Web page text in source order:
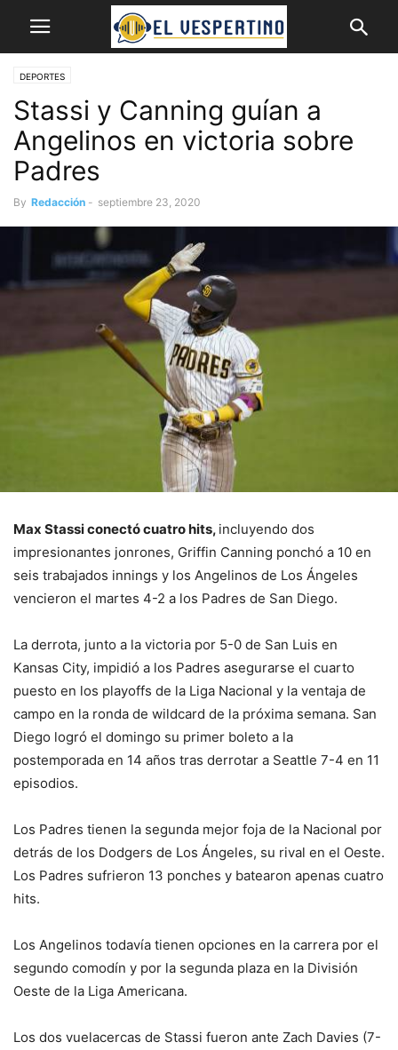
DEPORTES
Stassi y Canning guían a
Angelinos en victoria sobre
Padres
By Redacción - septiembre 23, 2020
Max Stassi conectó cuatro hits, incluyendo dos
impresionantes jonrones, Griffin Canning ponchó a 10 en
seis trabajados innings y los Angelinos de Los Ángeles
vencieron el martes 4-2 a los Padres de San Diego.
La derrota, junto a la victoria por 5-0 de San Luis en
Kansas City, impidió a los Padres asegurarse el cuarto
puesto en los playoffs de la Liga Nacional y la ventaja de
campo en la ronda de wildcard de la próxima semana. San
Diego logró el domingo su primer boleto a la
postemporada en 14 años tras derrotar a Seattle 7-4 en 11
episodios.
Los Padres tienen la segunda mejor foja de la Nacional por
detrás de los Dodgers de Los Ángeles, su rival en el Oeste.
Los Padres sufrieron 13 ponches y batearon apenas cuatro
hits.
Los Angelinos todavía tienen opciones en la carrera por el
segundo comodín y por la segunda plaza en la División
Oeste de la Liga Americana.
Los dos vuelacercas de Stassi fueron ante Zach Davies (7-